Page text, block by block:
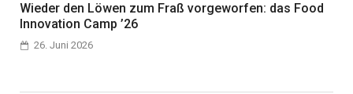
Wieder den Löwen zum Fraß vorgeworfen: das Food
Innovation Camp ’26
26. Juni 2026